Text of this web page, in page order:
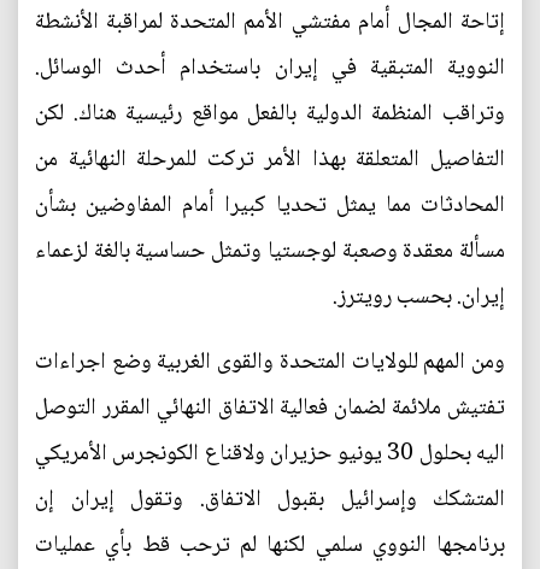
إتاحة المجال أمام مفتشي الأمم المتحدة لمراقبة الأنشطة
النووية المتبقية في إيران باستخدام أحدث الوسائل.
وتراقب المنظمة الدولية بالفعل مواقع رئيسية هناك. لكن
التفاصيل المتعلقة بهذا الأمر تركت للمرحلة النهائية من
المحادثات مما يمثل تحديا كبيرا أمام المفاوضين بشأن
مسألة معقدة وصعبة لوجستيا وتمثل حساسية بالغة لزعماء
إيران. بحسب رويترز.
ومن المهم للولايات المتحدة والقوى الغربية وضع اجراءات
تفتيش ملائمة لضمان فعالية الاتفاق النهائي المقرر التوصل
اليه بحلول 30 يونيو حزيران ولاقناع الكونجرس الأمريكي
المتشكك وإسرائيل بقبول الاتفاق. وتقول إيران إن
برنامجها النووي سلمي لكنها لم ترحب قط بأي عمليات